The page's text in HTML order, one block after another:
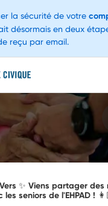
✨ Viens partager des
les seniors de l'EHPAD !
la sécurité de votre
désormais en deux
reçu par email.